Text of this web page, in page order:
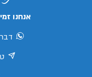
אנחנו